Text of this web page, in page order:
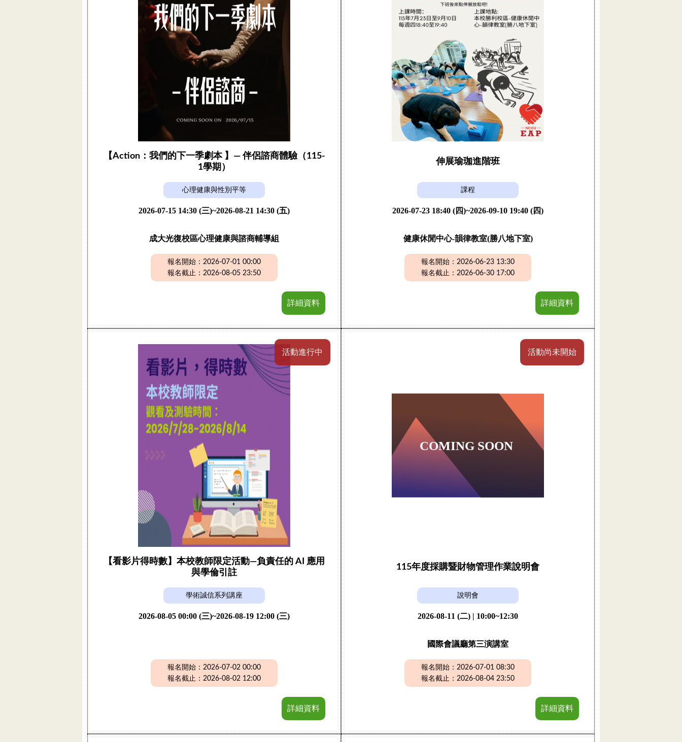
【Action：我們的下一季劇本 】— 伴侶諮商體驗（115-
1學期）
心理健康與性別平等
2026-07-15 14:30 (三)~2026-08-21 14:30 (五)
成大光復校區心理健康與諮商輔導組
報名開始：2026-07-01 00:00
報名截止：2026-08-05 23:50
詳細資料
伸展瑜珈進階班
課程
2026-07-23 18:40 (四)~2026-09-10 19:40 (四)
健康休閒中心-韻律教室(勝八地下室)
報名開始：2026-06-23 13:30
報名截止：2026-06-30 17:00
詳細資料
活動進行中
【看影片得時數】本校教師限定活動—負責任的 AI 應用
與學倫引註
學術誠信系列講座
2026-08-05 00:00 (三)~2026-08-19 12:00 (三)
報名開始：2026-07-02 00:00
報名截止：2026-08-02 12:00
詳細資料
活動尚未開始
115年度採購暨財物管理作業說明會
說明會
2026-08-11 (二) | 10:00~12:30
國際會議廳第三演講室
報名開始：2026-07-01 08:30
報名截止：2026-08-04 23:50
詳細資料